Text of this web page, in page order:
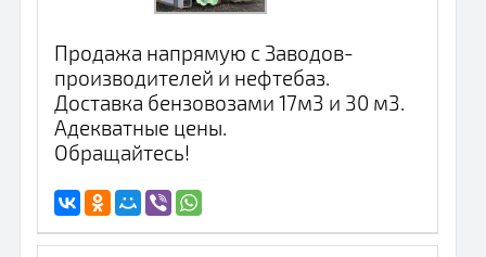
Продажа напрямую с Заводов-
производителей и нефтебаз.
Доставка бензовозами 17м3 и 30 м3.
Адекватные цены.
Обращайтесь!